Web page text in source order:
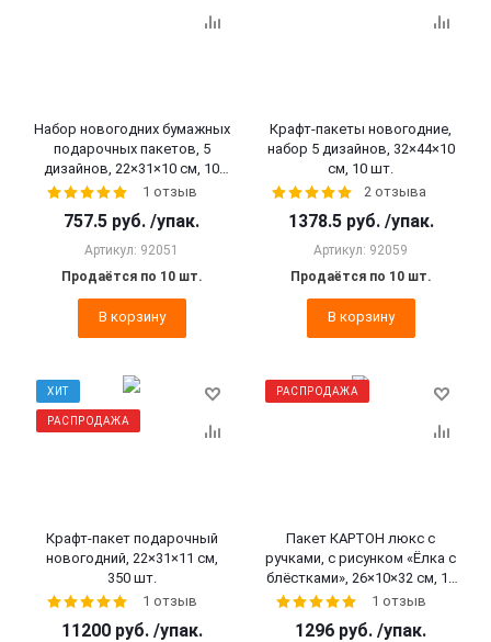
Набор новогодних бумажных
подарочных пакетов, 5
дизайнов, 22×31×10 см, 10
шт. 1 отзыв
757.5 руб. /упак.
Артикул: 92051
Продаётся по 10 шт.
В корзину
Крафт-пакеты новогодние,
набор 5 дизайнов, 32×44×10
см, 10 шт.
2 отзыва
1378.5 руб. /упак.
Артикул: 92059
Продаётся по 10 шт.
В корзину
ХИТ
РАСПРОДАЖА
Крафт-пакет подарочный
новогодний, 22×31×11 см,
350 шт.
1 отзыв
11200 руб. /упак.
РАСПРОДАЖА
Пакет КАРТОН люкс с
ручками, с рисунком «Ёлка с
блёстками», 26×10×32 см, 12
шт. 1 отзыв
1296 руб. /упак.